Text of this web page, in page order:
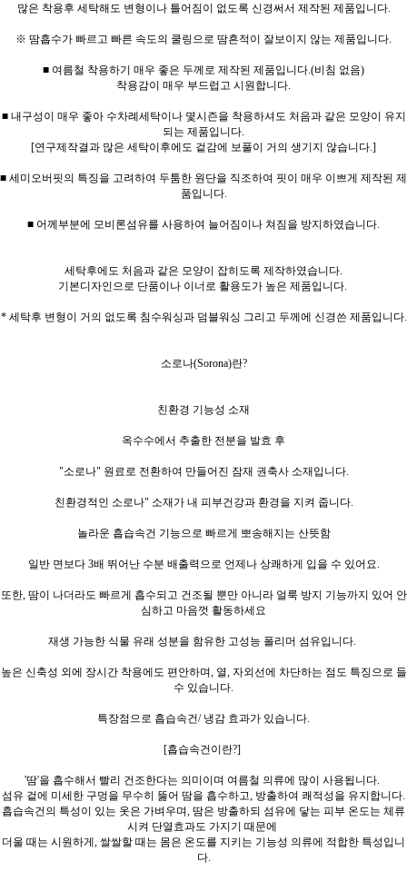
많은 착용후 세탁해도 변형이나 틀어짐이 없도록 신경써서 제작된 제품입니다.
※ 땀흡수가 빠르고 빠른 속도의 쿨링으로 땀흔적이 잘보이지 않는 제품입니다.
■ 여름철 착용하기 매우 좋은 두께로 제작된 제품입니다.(비침 없음)
착용감이 매우 부드럽고 시원합니다.
■ 내구성이 매우 좋아 수차례세탁이나 몇시즌을 착용하셔도 처음과 같은 모양이 유지
되는 제품입니다.
[연구제작결과 많은 세탁이후에도 겉감에 보풀이 거의 생기지 않습니다.]
■ 세미오버핏의 특징을 고려하여 두툼한 원단을 직조하여 핏이 매우 이쁘게 제작된 제
품입니다.
■ 어께부분에 모비론섬유를 사용하여 늘어짐이나 쳐짐을 방지하였습니다.
세탁후에도 처음과 같은 모양이 잡히도록 제작하였습니다.
기본디자인으로 단품이나 이너로 활용도가 높은 제품입니다.
* 세탁후 변형이 거의 없도록 침수워싱과 덤블워싱 그리고 두께에 신경쓴 제품입니다.
소로나(Sorona)란?
친환경 기능성 소재
옥수수에서 추출한 전분을 발효 후
"소로나" 원료로 전환하여 만들어진 잠재 권축사 소재입니다.
친환경적인 소로나" 소재가 내 피부건강과 환경을 지켜 줍니다.
놀라운 흡습속건 기능으로 빠르게 뽀송해지는 산뜻함
일반 면보다 3배 뛰어난 수분 배출력으로 언제나 상쾌하게 입을 수 있어요.
또한, 땀이 나더라도 빠르게 흡수되고 건조될 뿐만 아니라 얼룩 방지 기능까지 있어 안
심하고 마음껏 활동하세요
재생 가능한 식물 유래 성분을 함유한 고성능 폴리머 섬유입니다.
높은 신축성 외에 장시간 착용에도 편안하며, 열, 자외선에 차단하는 점도 특징으로 들
수 있습니다.
특장점으로 흡습속건/ 냉감 효과가 있습니다.
[흡습속건이란?]
'땀'을 흡수해서 빨리 건조한다는 의미이며 여름철 의류에 많이 사용됩니다.
섬유 겉에 미세한 구멍을 무수히 뚫어 땀을 흡수하고, 방출하여 쾌적성을 유지합니다.
흡습속건의 특성이 있는 옷은 가벼우며, 땀은 방출하되 섬유에 닿는 피부 온도는 체류
시켜 단열효과도 가지기 때문에
더울 때는 시원하게, 쌀쌀할 때는 몸은 온도를 지키는 기능성 의류에 적합한 특성입니
다.